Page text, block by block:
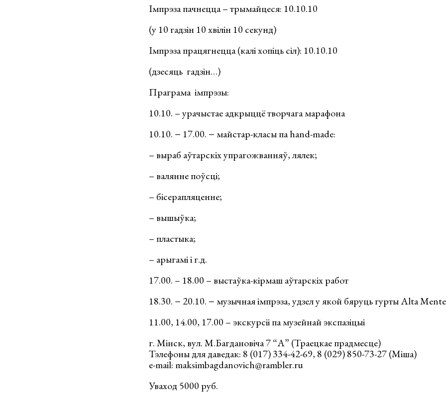
Імпрэза пачнецца – трымайцеся: 10.10.10
(у 10 гадзін 10 хвілін 10 секунд)
Імпрэза працягнецца (калі хопіць сіл): 10.10.10
(дзесяць гадзін…)
Праграма імпрэзы:
10.10. – урачыстае адкрыццё творчага марафона
10.10. − 17.00. − майстар-класы па hand-made:
– выраб аўтарскіх упрагожванняў, лялек;
– валянне поўсці;
– бісерапляценне;
– вышыўка;
– пластыка;
– арыгамі і г.д.
17.00. – 18.00 – выстаўка-кірмаш аўтарскіх работ
18.30. − 20.10. − музычная імпрэза, удзел у якой бяруць гурты Alta
11.00, 14.00, 17.00 – экскурсіі па музейнай экспазіцыі
г. Мінск, вул. М.Багдановіча 7 “А” (Траецкае прадмесце)
Тэлефоны для даведак: 8 (017) 334-42-69, 8 (029) 850-73-27 (Міша)
e-mail: maksimbagdanovich@rambler.ru
Уваход 5000 руб.